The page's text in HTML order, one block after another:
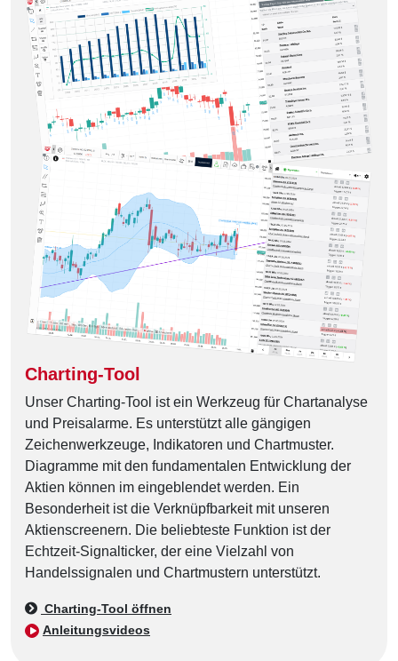
Charting-Tool
Unser Charting-Tool ist ein Werkzeug für Chartanalyse
und Preisalarme. Es unterstützt alle gängigen
Zeichenwerkzeuge, Indikatoren und Chartmuster.
Diagramme mit den fundamentalen Entwicklung der
Aktien können im eingeblendet werden. Ein
Besonderheit ist die Verknüpfbarkeit mit unseren
Aktienscreenern. Die beliebteste Funktion ist der
Echtzeit-Signalticker, der eine Vielzahl von
Handelssignalen und Chartmustern unterstützt.
Charting-Tool öffnen
Anleitungsvideos